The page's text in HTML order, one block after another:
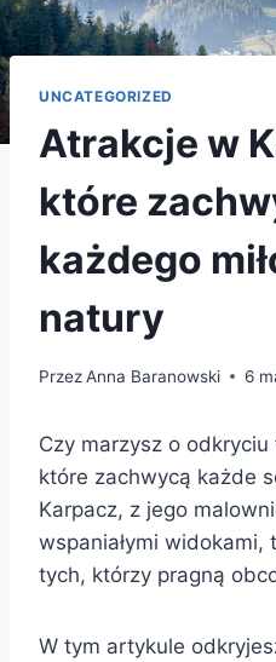
UNCATEGORIZED
Atrakcje w
które
każdego
natury
PrzezAnna Baranowski 6
Czy marzysz o
które zachwycą każde
Karpacz, z jego
wspaniałymi
tych, którzy pragną
W tym artykule